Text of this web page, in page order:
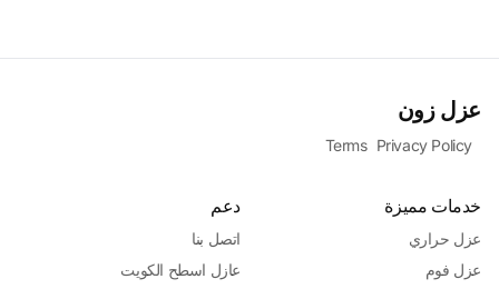
عزل زون
Terms Privacy Policy
خدمات مميزة
عزل حراري
عزل فوم
دعم
اتصل بنا
عازل اسطح الكويت